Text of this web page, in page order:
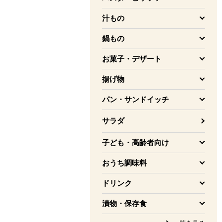
を開く
汁もの
を開く
鍋もの
を開く
お菓子・デザート
を開く
揚げ物
を開く
パン・サンドイッチ
を開く
サラダ
子ども・高齢者向け
を開く
おうち調味料
を開く
ドリンク
を開く
漬物・保存食
を開く